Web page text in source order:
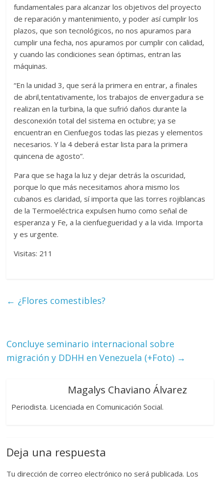
fundamentales para alcanzar los objetivos del proyecto
de reparación y mantenimiento, y poder así cumplir los
plazos, que son tecnológicos, no nos apuramos para
cumplir una fecha, nos apuramos por cumplir con calidad,
y cuando las condiciones sean óptimas, entran las
máquinas.
“En la unidad 3, que será la primera en entrar, a finales
de abril,tentativamente, los trabajos de envergadura se
realizan en la turbina, la que sufrió daños durante la
desconexión total del sistema en octubre; ya se
encuentran en Cienfuegos todas las piezas y elementos
necesarios. Y la 4 deberá estar lista para la primera
quincena de agosto”.
Para que se haga la luz y dejar detrás la oscuridad,
porque lo que más necesitamos ahora mismo los
cubanos es claridad, sí importa que las torres rojiblancas
de la Termoeléctrica expulsen humo como señal de
esperanza y Fe, a la cienfuegueridad y a la vida. Importa
y es urgente.
Visitas: 211
← ¿Flores comestibles?
Concluye seminario internacional sobre
migración y DDHH en Venezuela (+Foto) →
Magalys Chaviano Álvarez
Periodista. Licenciada en Comunicación Social.
Deja una respuesta
Tu dirección de correo electrónico no será publicada. Los